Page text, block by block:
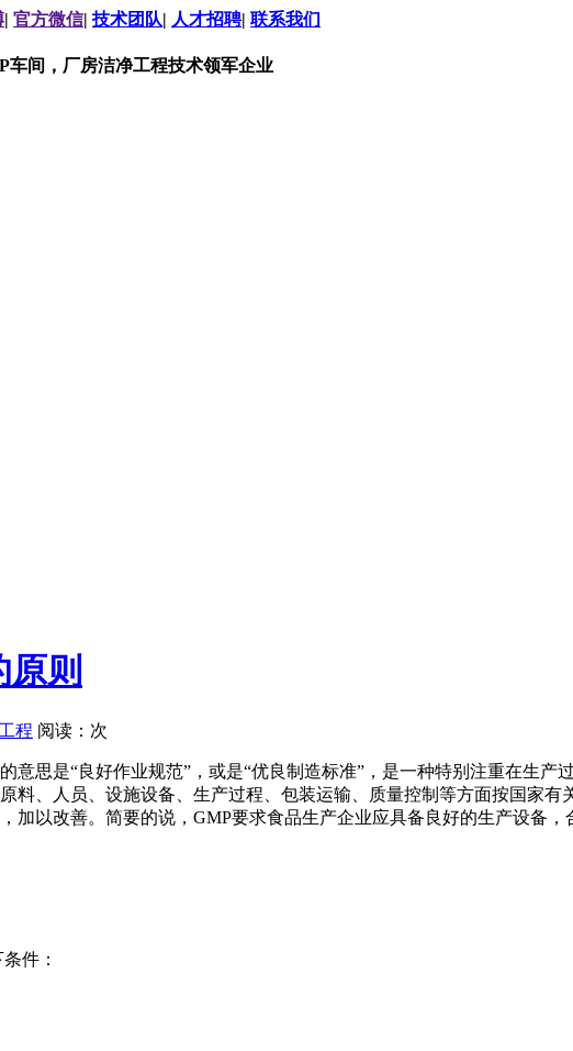
| 官方微信| 技术团队| 人才招聘| 联系我们
车间，厂房洁净工程技术领军企业
则
程 阅读： 次
的意思是“良好作业规范”，或是“优良制造标准”，是一种特别注重在生
料、人员、设施设备、生产过程、包装运输、质量控制等方面按国家
加以改善。简要的说，GMP要求食品生产企业应具备良好的生产设备
件：